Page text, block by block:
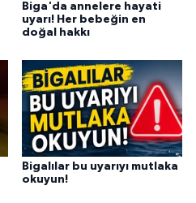
Biga'da annelere hayati
uyarı! Her bebeğin en
doğal hakkı
Bigalılar bu uyarıyı mutlaka
okuyun!